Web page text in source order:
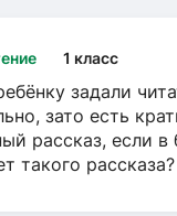
1 класс
задали
зато есть
рассказ, если
такого рассказа?